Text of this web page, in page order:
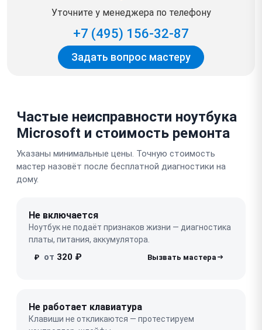
Уточните у менеджера по телефону
+7 (495) 156-32-87
Задать вопрос мастеру
Частые неисправности ноутбука
Microsoft и стоимость ремонта
Указаны минимальные цены. Точную стоимость
мастер назовёт после бесплатной диагностики на
дому.
Не включается
Ноутбук не подаёт признаков жизни — диагностика
платы, питания, аккумулятора.
₽ от 320 ₽
Не работает клавиатура
Клавиши не откликаются — протестируем